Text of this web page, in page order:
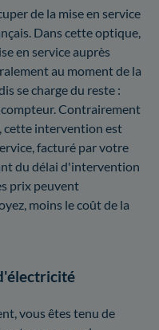
de la mise en service
Dans cette optique,
en service auprès
au moment de la
se charge du reste :
compteur. Contrairement
cette intervention est
facturé par votre
du délai d'intervention
prix peuvent
moins le coût de la
vous êtes tenu de